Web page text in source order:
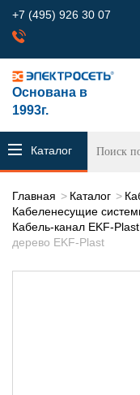
+7 (495) 926 30 07
Основана в
1993г.
Каталог
Главная Каталог
Кабеленесущие
Кабель-канал EKF-Plast
дерево EKF-Plast